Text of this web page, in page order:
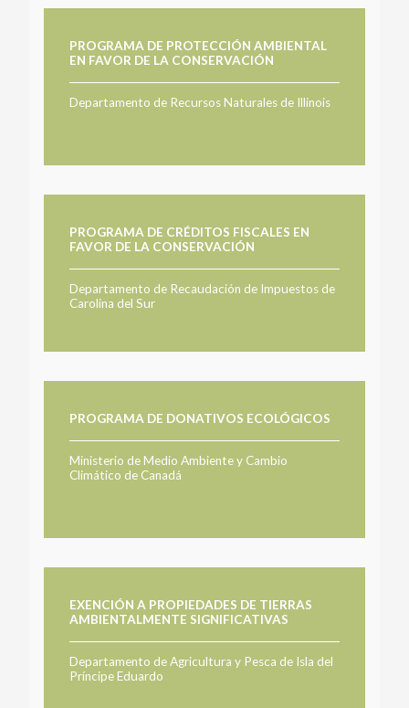
PROGRAMA DE PROTECCIÓN AMBIENTAL
EN FAVOR DE LA CONSERVACIÓN
Departamento de Recursos Naturales de Illinois
PROGRAMA DE CRÉDITOS FISCALES EN
FAVOR DE LA CONSERVACIÓN
Departamento de Recaudación de Impuestos de
Carolina del Sur
PROGRAMA DE DONATIVOS ECOLÓGICOS
Ministerio de Medio Ambiente y Cambio
Climático de Canadá
EXENCIÓN A PROPIEDADES DE TIERRAS
AMBIENTALMENTE SIGNIFICATIVAS
Departamento de Agricultura y Pesca de Isla del
Príncipe Eduardo